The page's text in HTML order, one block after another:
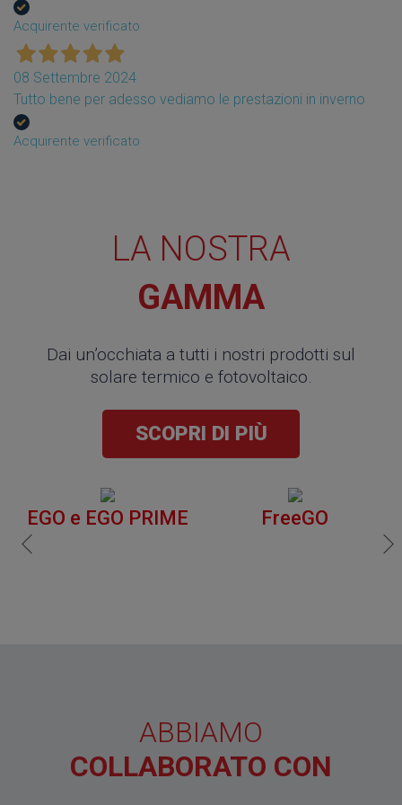
Acquirente verificato
08 Settembre 2024
Tutto bene per adesso vediamo le prestazioni in inverno
Acquirente verificato
LA NOSTRA
GAMMA
Dai un’occhiata a tutti i nostri prodotti sul
solare termico e fotovoltaico.
SCOPRI DI PIÙ
EGO e EGO PRIME FreeGO
ABBIAMO
COLLABORATO CON